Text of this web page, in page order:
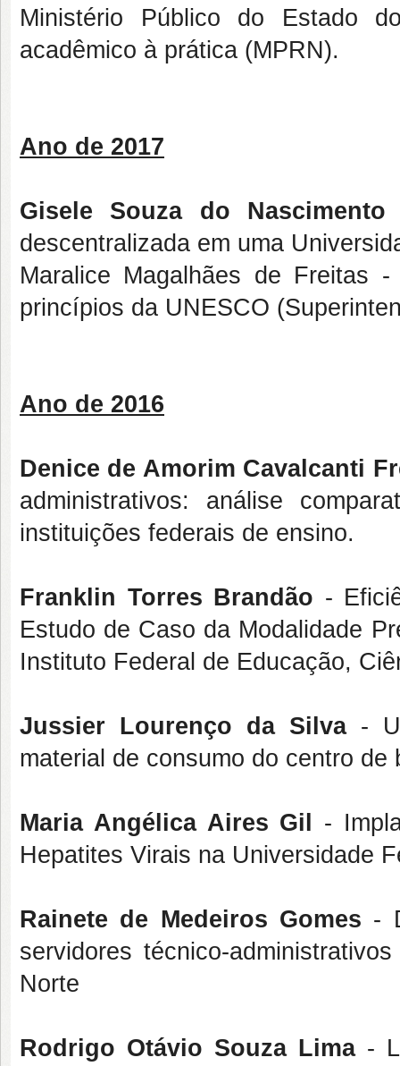
Ministério Público do Estado
acadêmico à prática (MPRN).
Ano de 2017
Gisele Souza do Nascimento
descentralizada em uma
Maralice Magalhães de Freitas -
princípios da UNESCO
Ano de 2016
Denice de Amorim Cavalcanti
administrativos: análise
instituições federais de ensino.
Franklin Torres Brandão -
Estudo de Caso da Modalidade
Instituto Federal de Educação,
Jussier Lourenço da Silva-
material de consumo do centro
Maria Angélica Aires Gil
-
Hepatites Virais na Universidade
Rainete de Medeiros Gomes -
servidores técnico-
Norte
Rodrigo Otávio Souza Lima-